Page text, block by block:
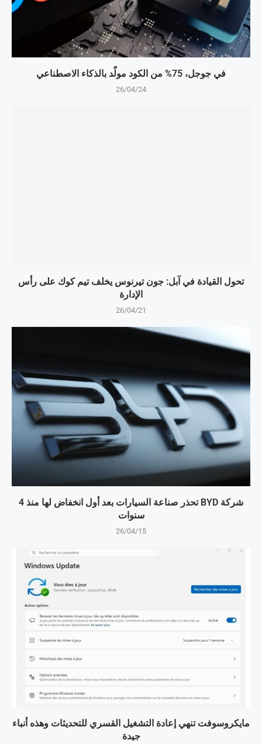
في جوجل، 75% من الكود مولّد بالذكاء الاصطناعي
26/04/24
تحول القيادة في آبل: جون تيرنوس يخلف تيم كوك على رأس
الإدارة
26/04/21
شركة BYD تحذر صناعة السيارات بعد أول انخفاض لها منذ 4
سنوات
26/04/15
مايكروسوفت تنهي إعادة التشغيل القسري للتحديثات وهذه أنباء
جيدة